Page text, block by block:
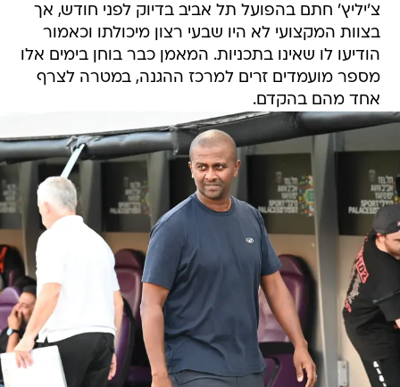
צ'יליץ' חתם בהפועל תל אביב בדיוק לפני חודש, אך
בצוות המקצועי לא היו שבעי רצון מיכולתו וכאמור
הודיעו לו שאינו בתכניות. המאמן כבר בוחן בימים אלו
מספר מועמדים זרים למרכז ההגנה, במטרה לצרף
אחד מהם בהקדם.